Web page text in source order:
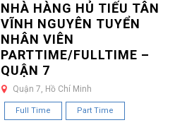
NHÀ HÀNG HỦ TIẾU TÂN
VĨNH NGUYÊN TUYỂN
NHÂN VIÊN
PARTTIME/FULLTIME –
QUẬN 7
Quận 7, Hồ Chí Minh
Full Time Part Time